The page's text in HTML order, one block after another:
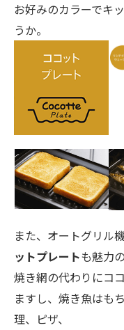
お好みのカラーでキ
うか。
また、オートグリル
ットプレートも魅力
焼き網の代わりにコ
ますし、焼き魚はも
理、ピザ、